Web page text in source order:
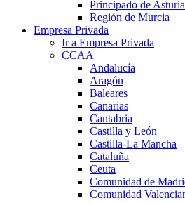
Principado de
Región de Murcia
Empresa Privada
Ir a Empresa Privada
CCAA
Andalucía
Aragón
Baleares
Canarias
Cantabria
Castilla y León
Castilla-La Mancha
Cataluña
Ceuta
Comunidad de
Comunidad